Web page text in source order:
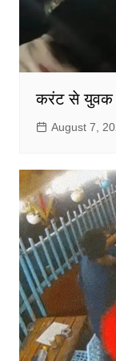
करंट से युवक
August 7,